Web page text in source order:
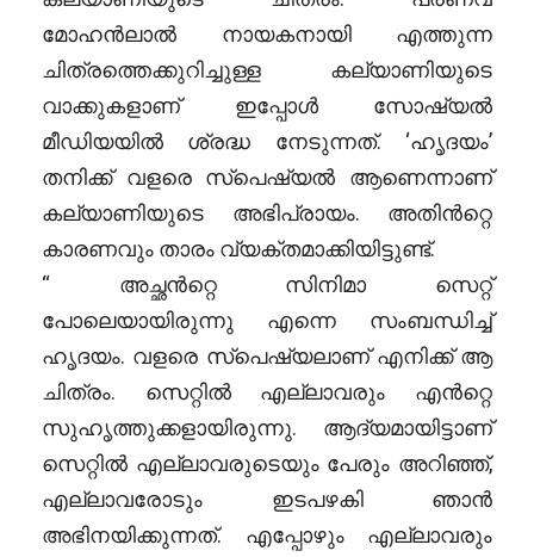
മോഹൻലാൽ നായകനായി എത്തുന്ന
ചിത്രത്തെക്കുറിച്ചുള്ള കല്യാണിയുടെ
വാക്കുകളാണ് ഇപ്പോൾ സോഷ്യൽ
മീഡിയയിൽ ശ്രദ്ധ നേടുന്നത്. ‘ഹൃദയം’
തനിക്ക് വളരെ സ്പെഷ്യൽ ആണെന്നാണ്
കല്യാണിയുടെ അഭിപ്രായം. അതിൻറ്റെ
കാരണവും താരം വ്യക്തമാക്കിയിട്ടുണ്ട്.
“ അച്ഛൻറ്റെ സിനിമാ സെറ്റ്
പോലെയായിരുന്നു എന്നെ സംബന്ധിച്ച്
ഹൃദയം. വളരെ സ്പെഷ്യലാണ് എനിക്ക് ആ
ചിത്രം. സെറ്റിൽ എല്ലാവരും എൻറ്റെ
സുഹൃത്തുക്കളായിരുന്നു. ആദ്യമായിട്ടാണ്
സെറ്റിൽ എല്ലാവരുടെയും പേരും അറിഞ്ഞ്,
എല്ലാവരോടും ഇടപഴകി ഞാൻ
അഭിനയിക്കുന്നത്. എപ്പോഴും എല്ലാവരും